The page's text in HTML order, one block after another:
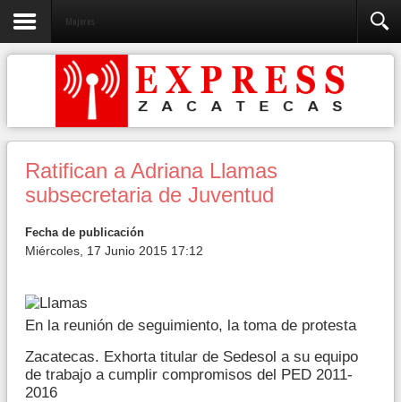
Mujeres
Ratifican a Adriana Llamas
subsecretaria de Juventud
Fecha de publicación
Miércoles, 17 Junio 2015 17:12
En la reunión de seguimiento, la toma de protesta
Zacatecas. Exhorta titular de Sedesol a su equipo
de trabajo a cumplir compromisos del PED 2011-
2016